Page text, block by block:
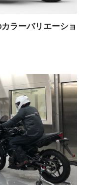
ラーバリエーショ